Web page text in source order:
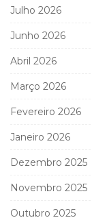
Julho 2026
Junho 2026
Abril 2026
Março 2026
Fevereiro 2026
Janeiro 2026
Dezembro 2025
Novembro 2025
Outubro 2025